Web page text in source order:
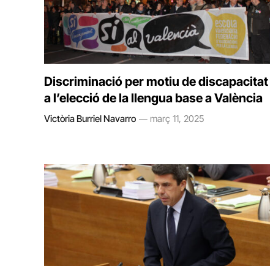
Discriminació per motiu de discapacitat
a l’elecció de la llengua base a València
Victòria Burriel Navarro març 11, 2025